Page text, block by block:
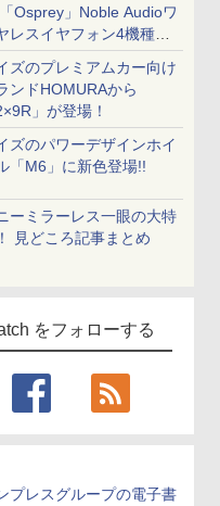
Osprey」Noble Audioワ
レスイヤフォン4機種を
に聴く
ズのプレミアムカー向け
ンドHOMURAから
」が登場！
ズのパワーデザインホイ
「M6」に新色登場!!
ーミラーレス一眼の大特
見どころ記事まとめ
をフォローする
プレスグループの電子書